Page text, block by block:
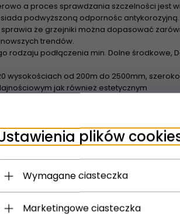
a proces sprawdzania szczelności
podwyższoną odpornośc antykorozyjną.
że grzejniki można dopasować
trendów.
podłączenia min. Dolne środkowe,
wysokościach od 200m do 2500mm,
jak również estetycznym
grzejników z rozstawem bocznym
- Dzięki szerokiej powierzchni
z pompami ciepła oraz kolektorami
plików
Wymagane ciasteczka
Marketingowe ciasteczka